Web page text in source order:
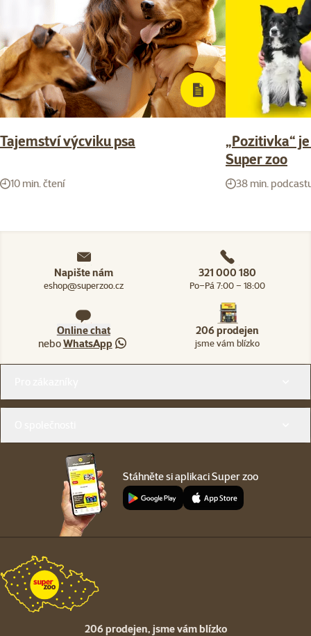
Tajemství výcviku psa
10 min. čtení
„Pozitivka“
Super zoo
38 min.
Napište nám
eshop@superzoo.cz
321 000 180
Po–Pá 7:00 – 18:00
Online chat
neboWhatsApp
206 prodejen
jsme vám blízko
Stáhněte si aplikaci Super zoo
206 prodejen, jsme vám blízko